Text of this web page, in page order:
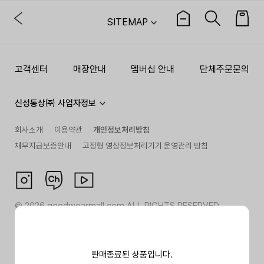
판매종료된 상품입니다.
SITEMAP
고객센터 매장안내 멤버십 안내 단체주문문의
신성통상㈜ 사업자정보
회사소개 이용약관
개인정보처리방침
채무지급보증안내
고정형 영상정보처리기기 운영관리 방침
©2026goodwearmall.com ALL RIGHTS RESERVED